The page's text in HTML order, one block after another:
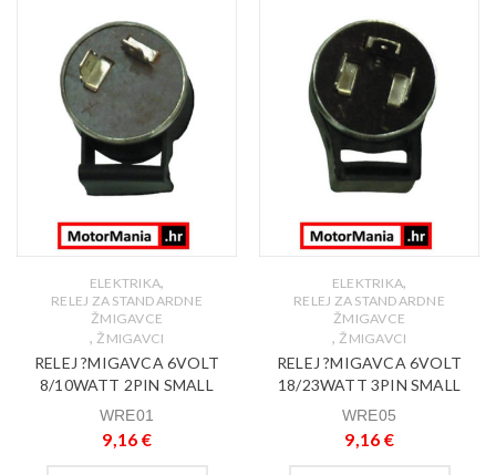
ELEKTRIKA,
RELEJ ZA STANDARDNE
ŽMIGAVCE
, ŽMIGAVCI
RELEJ ?MIGAVCA 6VOLT
8/10WATT 2PIN SMALL
WRE01
9,16 €
ELEKTRIKA,
RELEJ ZA STANDARDNE
ŽMIGAVCE
, ŽMIGAVCI
RELEJ ?MIGAVCA 6VOLT
18/23WATT 3PIN SMALL
WRE05
9,16 €